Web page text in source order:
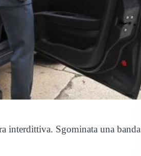
interdittiva. Sgominata una banda